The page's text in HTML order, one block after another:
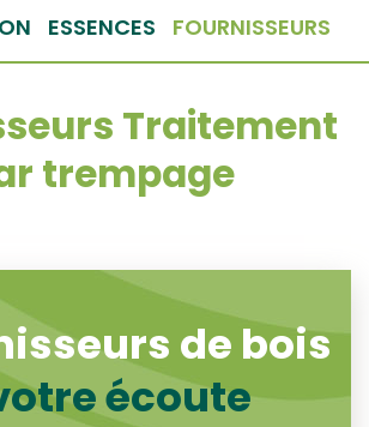
ESSENCES FOURNISSEURS
Traitement
trempage
de bois
écoute